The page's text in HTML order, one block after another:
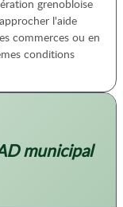
grenobloise
l'aide
commerces ou en
conditions
municipal